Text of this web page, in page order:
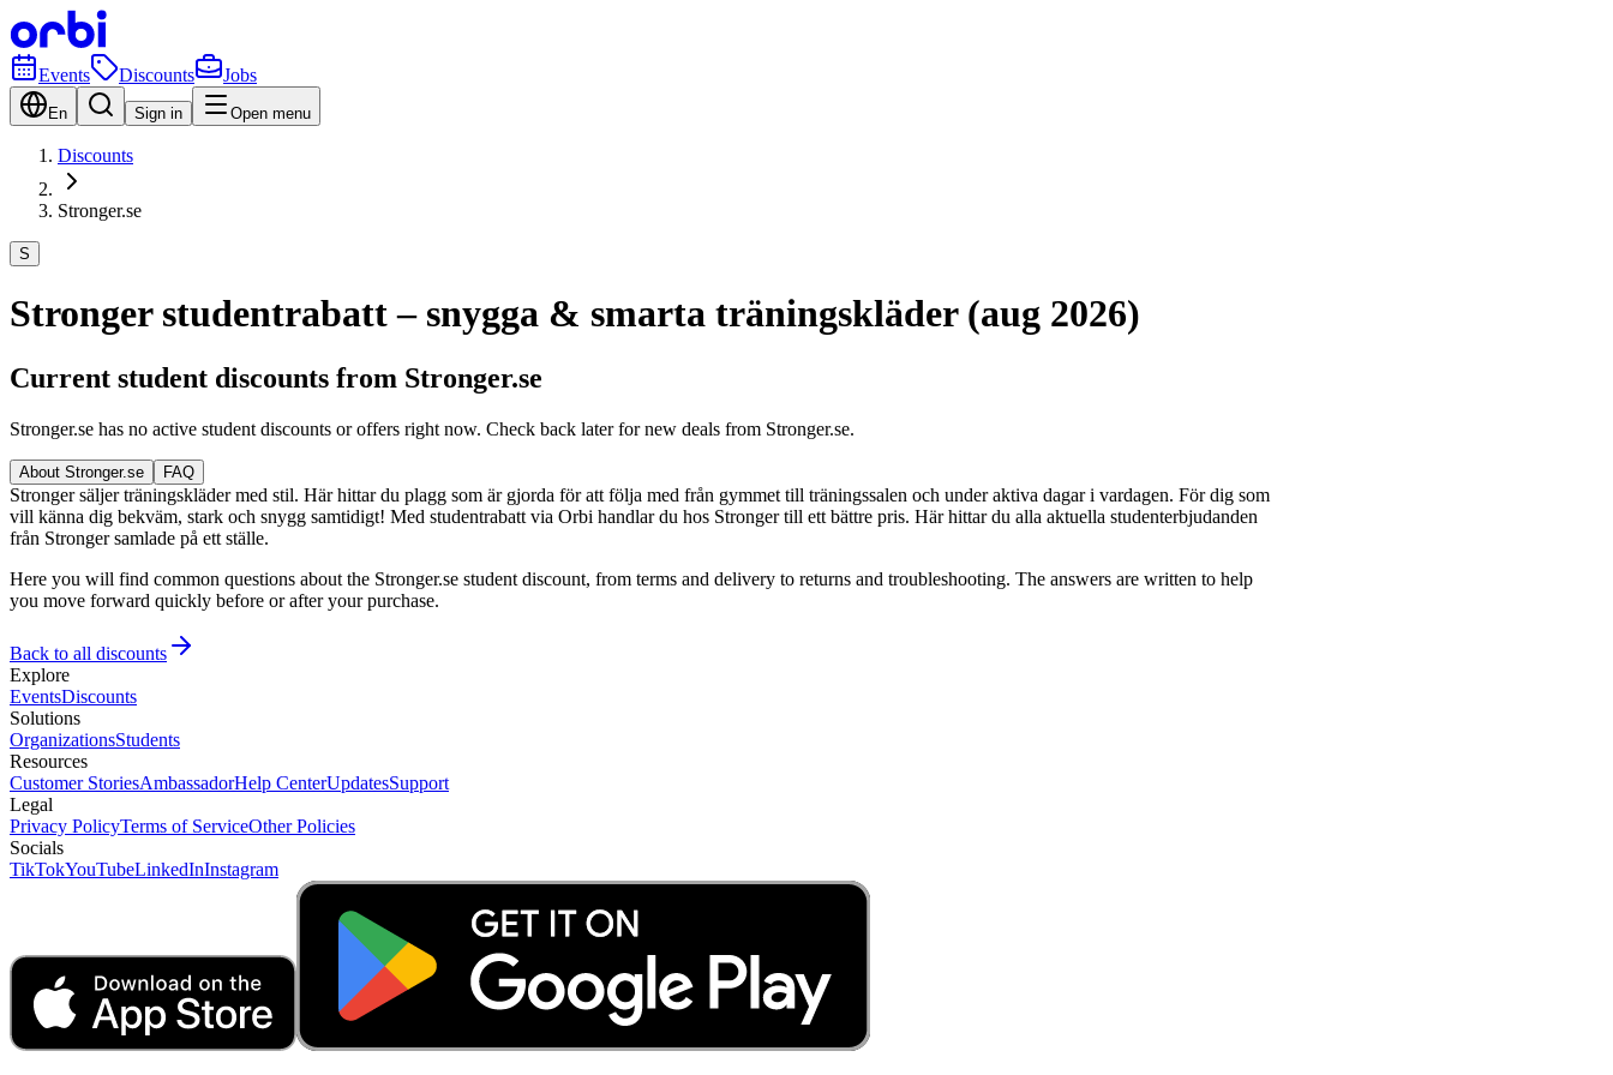
Events Discounts Jobs
En Sign in Open menu
Discounts
Stronger.se
S
Stronger studentrabatt – snygga & smarta träningskläder (aug 2026)
Current student discounts from Stronger.se
Stronger.se has no active student discounts or offers right now. Check back later for new deals from Stronger.se.
About Stronger.se FAQ
Stronger säljer träningskläder med stil. Här hittar du plagg som är gjorda för att följa med från gymmet till träningssalen och under aktiva dagar i vardagen. För dig som
vill känna dig bekväm, stark och snygg samtidigt! Med studentrabatt via Orbi handlar du hos Stronger till ett bättre pris. Här hittar du alla aktuella studenterbjudanden
från Stronger samlade på ett ställe.
Here you will find common questions about the Stronger.se student discount, from terms and delivery to returns and troubleshooting. The answers are written to help
you move forward quickly before or after your purchase.
Back to all discounts
Explore
EventsDiscounts
Solutions
OrganizationsStudents
Resources
Customer StoriesAmbassadorHelp CenterUpdatesSupport
Legal
Privacy PolicyTerms of ServiceOther Policies
Socials
TikTokYouTubeLinkedInInstagram